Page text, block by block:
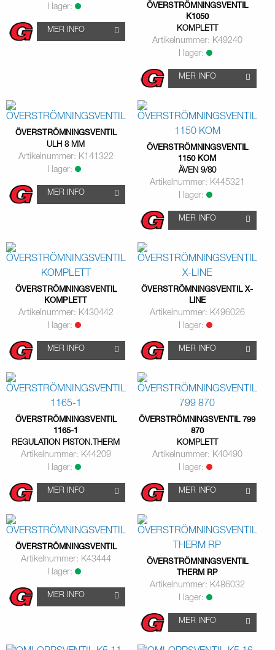
I lager:
MER INFO
ÖVERSTRÖMNINGSVENTIL
K1050
KOMPLETT
Artikelnummer: K49240
I lager:
MER INFO
ÖVERSTRÖMNINGSVENTIL
ULH 8 MM
Artikelnummer: K141322
I lager:
MER INFO
ÖVERSTRÖMNINGSVENTIL
1150 KOM
ÄVEN 9/80
Artikelnummer: K445321
I lager:
MER INFO
ÖVERSTRÖMNINGSVENTIL
KOMPLETT
Artikelnummer: K430442
I lager:
MER INFO
ÖVERSTRÖMNINGSVENTIL X-
LINE
Artikelnummer: K496026
I lager:
MER INFO
ÖVERSTRÖMNINGSVENTIL
1165-1
REGULATION PISTON.THERM
Artikelnummer: K44209
I lager:
MER INFO
ÖVERSTRÖMNINGSVENTIL 799
870
KOMPLETT
Artikelnummer: K40490
I lager:
MER INFO
ÖVERSTRÖMNINGSVENTIL
Artikelnummer: K43444
I lager:
MER INFO
ÖVERSTRÖMNINGSVENTIL
THERM RP
Artikelnummer: K486032
I lager:
MER INFO